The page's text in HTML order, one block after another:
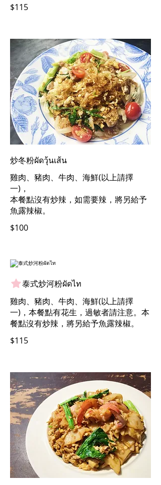
$115
炒冬粉ผัดวุ้นเส้น
雞肉、豬肉、牛肉、海鮮(以上請擇
一)，
本餐點沒有炒辣，如需要辣，將另給予
魚露辣椒。
$100
泰式炒河粉ผัดไท
雞肉、豬肉、牛肉、海鮮(以上請擇
一)，本餐點有花生，過敏者請注意。本
餐點沒有炒辣，將另給予魚露辣椒。
$115